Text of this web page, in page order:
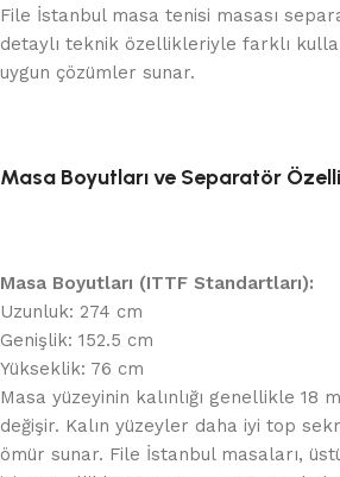
File İstanbul masa tenisi masası
detaylı teknik özellikleriyle farklı
uygun çözümler sunar.
Masa Boyutları ve Separatör
Masa Boyutları (ITTF Standartları):
Uzunluk: 274 cm
Genişlik: 152.5 cm
Yükseklik: 76 cm
Masa yüzeyinin kalınlığı genellikle 18
değişir. Kalın yüzeyler daha iyi top
ömür sunar. File İstanbul masaları,